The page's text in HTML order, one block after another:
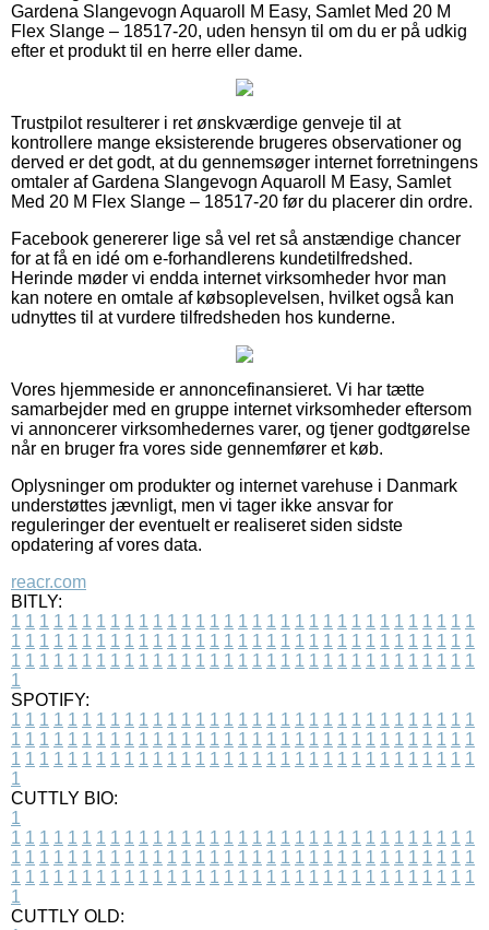
Gardena Slangevogn Aquaroll M Easy, Samlet Med 20 M
Flex Slange – 18517-20, uden hensyn til om du er på udkig
efter et produkt til en herre eller dame.
Trustpilot resulterer i ret ønskværdige genveje til at
kontrollere mange eksisterende brugeres observationer og
derved er det godt, at du gennemsøger internet forretningens
omtaler af Gardena Slangevogn Aquaroll M Easy, Samlet
Med 20 M Flex Slange – 18517-20 før du placerer din ordre.
Facebook genererer lige så vel ret så anstændige chancer
for at få en idé om e-forhandlerens kundetilfredshed.
Herinde møder vi endda internet virksomheder hvor man
kan notere en omtale af købsoplevelsen, hvilket også kan
udnyttes til at vurdere tilfredsheden hos kunderne.
Vores hjemmeside er annoncefinansieret. Vi har tætte
samarbejder med en gruppe internet virksomheder eftersom
vi annoncerer virksomhedernes varer, og tjener godtgørelse
når en bruger fra vores side gennemfører et køb.
Oplysninger om produkter og internet varehuse i Danmark
understøttes jævnligt, men vi tager ikke ansvar for
reguleringer der eventuelt er realiseret siden sidste
opdatering af vores data.
reacr.com
BITLY:
1 1 1 1 1 1 1 1 1 1 1 1 1 1 1 1 1 1 1 1 1 1 1 1 1 1 1 1 1 1 1 1 1
1 1 1 1 1 1 1 1 1 1 1 1 1 1 1 1 1 1 1 1 1 1 1 1 1 1 1 1 1 1 1 1 1
1 1 1 1 1 1 1 1 1 1 1 1 1 1 1 1 1 1 1 1 1 1 1 1 1 1 1 1 1 1 1 1 1
1
SPOTIFY:
1 1 1 1 1 1 1 1 1 1 1 1 1 1 1 1 1 1 1 1 1 1 1 1 1 1 1 1 1 1 1 1 1
1 1 1 1 1 1 1 1 1 1 1 1 1 1 1 1 1 1 1 1 1 1 1 1 1 1 1 1 1 1 1 1 1
1 1 1 1 1 1 1 1 1 1 1 1 1 1 1 1 1 1 1 1 1 1 1 1 1 1 1 1 1 1 1 1 1
1
CUTTLY BIO:
1
1 1 1 1 1 1 1 1 1 1 1 1 1 1 1 1 1 1 1 1 1 1 1 1 1 1 1 1 1 1 1 1 1
1 1 1 1 1 1 1 1 1 1 1 1 1 1 1 1 1 1 1 1 1 1 1 1 1 1 1 1 1 1 1 1 1
1 1 1 1 1 1 1 1 1 1 1 1 1 1 1 1 1 1 1 1 1 1 1 1 1 1 1 1 1 1 1 1 1
1
CUTTLY OLD: